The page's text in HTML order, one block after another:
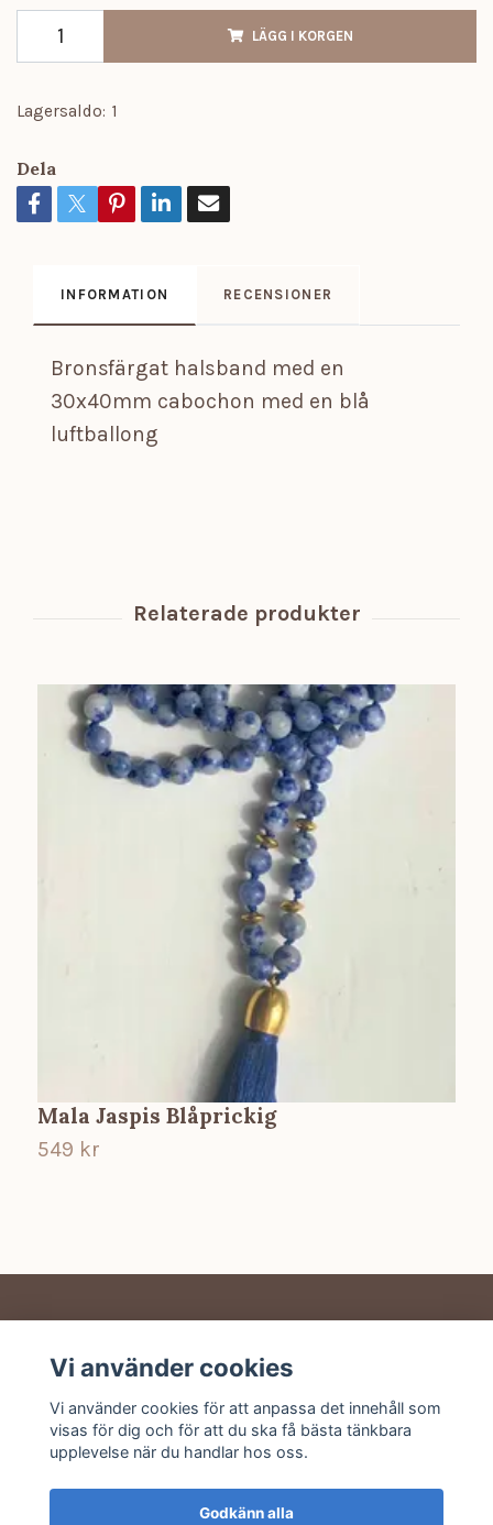
LÄGG I KORGEN
Lagersaldo: 1
Dela
INFORMATION RECENSIONER
Bronsfärgat halsband med en
30x40mm cabochon med en blå
luftballong
Mala Jaspis Blåprickig
549 kr
Sociala medier
Vi använder cookies
Vi använder cookies för att anpassa det innehåll som
visas för dig och för att du ska få bästa tänkbara
upplevelse när du handlar hos oss.
Godkänn alla